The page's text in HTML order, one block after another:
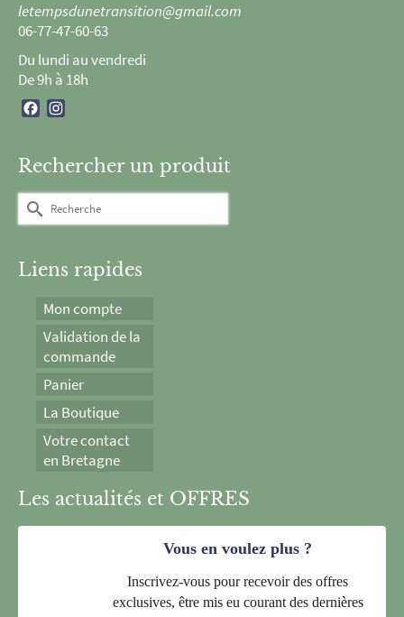
letempsdunetransition@gmail.com
06-77-47-60-63
Du lundi au vendredi
De 9h à 18h
Facebook
Rechercher un produit
Rechercher :
Liens rapides
Mon compte
Validation de la
commande
Panier
La Boutique
Votre contact
en Bretagne
Les actualités et OFFRES
Vous en voulez plus ?
Inscrivez-vous pour recevoir des offres
exclusives, être mis eu courant des dernières